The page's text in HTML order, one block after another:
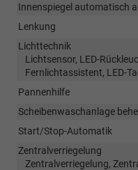
Innenspiegel automatisch
Lenkung
Lichttechnik
Lichtsensor, LED-
Fernlichtassistent, LED-
Pannenhilfe
Scheibenwaschanlage
Start/Stop-Automatik
Zentralverriegelung
Zentralverriegelung,